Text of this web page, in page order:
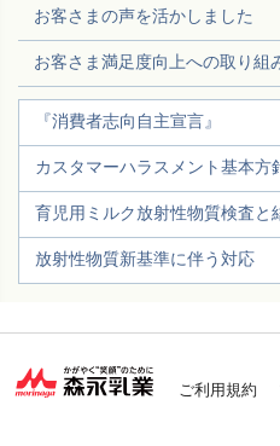
お客さまの声を活かしました
お客さま満足度向上への取り組
『消費者志向自主宣言』
カスタマーハラスメント基本方
育児用ミルク放射性物質検査と
放射性物質新基準に伴う対応
ご利用規約